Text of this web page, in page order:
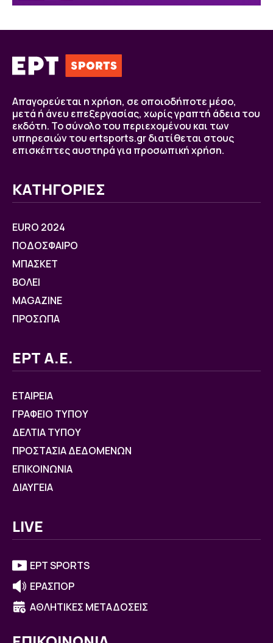
Απαγορεύεται η χρήση, σε οποιοδήποτε μέσο,
μετά ή άνευ επεξεργασίας, χωρίς γραπτή άδεια του
εκδότη. Το σύνολο του περιεχομένου και των
υπηρεσιών του ertsports.gr διατίθεται στους
επισκέπτες αυστηρά για προσωπική χρήση.
ΚΑΤΗΓΟΡΙΕΣ
EURO 2024
ΠΟΔΟΣΦΑΙΡΟ
ΜΠΑΣΚΕΤ
ΒOΛΕΙ
MAGAZINE
ΠΡΟΣΩΠΑ
ΕΡΤ Α.Ε.
ΕΤΑΙΡΕΙΑ
ΓΡΑΦΕΙΟ ΤΥΠΟΥ
ΔΕΛΤΙΑ ΤΥΠΟΥ
ΠΡΟΣΤΑΣΙΑ ΔΕΔΟΜΕΝΩΝ
ΕΠΙΚΟΙΝΩΝΙΑ
ΔΙΑΥΓΕΙΑ
LIVE
ΕΡΤ SPORTS
ΕΡΑΣΠΟΡ
ΑΘΛΗΤΙΚΕΣ ΜΕΤΑΔΟΣΕΙΣ